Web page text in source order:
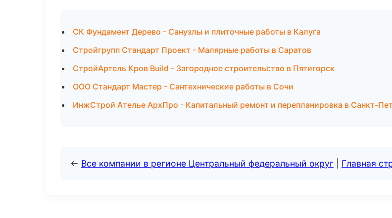
СК Фундамент Дерево - Санузлы и плиточные работы в Калуга
Стройгрупп Стандарт Проект - Малярные работы в Саратов
СтройАртель Кров Build - Загородное строительство в Пятигорск
ООО Стандарт Мастер - Сантехнические работы в Сочи
ИнжСтрой Ателье АрхПро - Капитальный ремонт и перепланировка в Санкт-
← Все компании в регионе Центральный федеральный округ Главная